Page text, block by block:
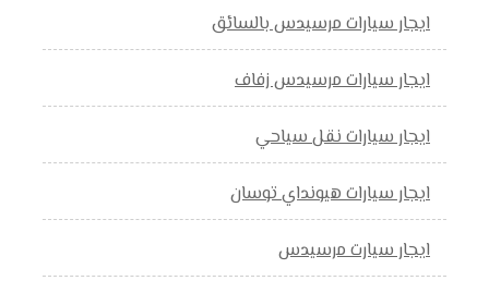
ايجار سيارات مرسيدس بالسائق
ايجار سيارات مرسيدس زفاف
ايجار سيارات نقل سياحي
ايجار سيارات هيونداي توسان
ايجار سيارت مرسيدس